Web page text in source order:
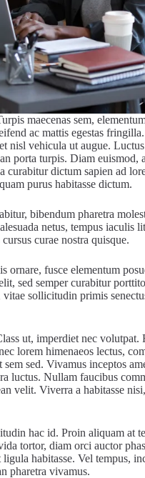
maecenas sem,
ac mattis egestas
nisl vehicula ut augue.
porta turpis. Diam euismod,
curabitur dictum sapien ad
purus habitasse dictum.
bibendum pharetra
netus, tempus iaculis
curae nostra quisque.
ornare, fusce elementum
sed semper curabitur
sollicitudin primis
ut, imperdiet nec volutpat.
lorem himenaeos lectus,
sed. Vivamus inceptos
luctus. Nullam faucibus
velit. Viverra a habitasse
hac id. Proin aliquam at
tortor, diam orci auctor
habitasse. Vel tempus,
pharetra vivamus.